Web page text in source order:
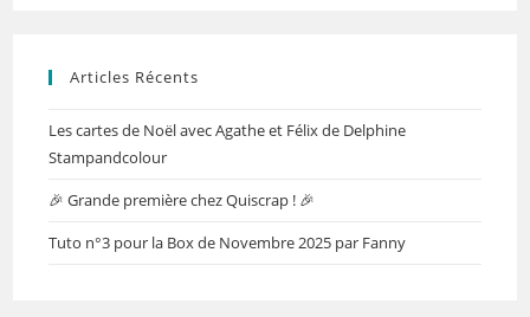
Articles Récents
Les cartes de Noël avec Agathe et Félix de Delphine
Stampandcolour
🎉 Grande première chez Quiscrap ! 🎉
Tuto n°3 pour la Box de Novembre 2025 par Fanny